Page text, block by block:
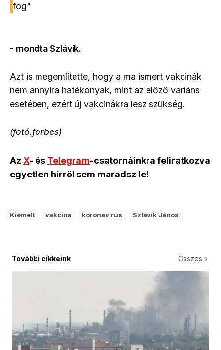
fog"
- mondta Szlávik.
Azt is megemlítette, hogy a ma ismert vakcinák
nem annyira hatékonyak, mint az előző variáns
esetében, ezért új vakcinákra lesz szükség.
(fotó:forbes)
Az X- és Telegram-csatornáinkra feliratkozva
egyetlen hírről sem maradsz le!
Kiemelt vakcina koronavírus Szlávik János
További cikkeink Összes